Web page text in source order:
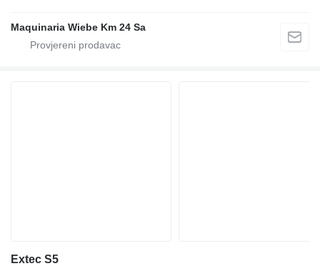
Maquinaria Wiebe Km 24 Sa
Extec S5